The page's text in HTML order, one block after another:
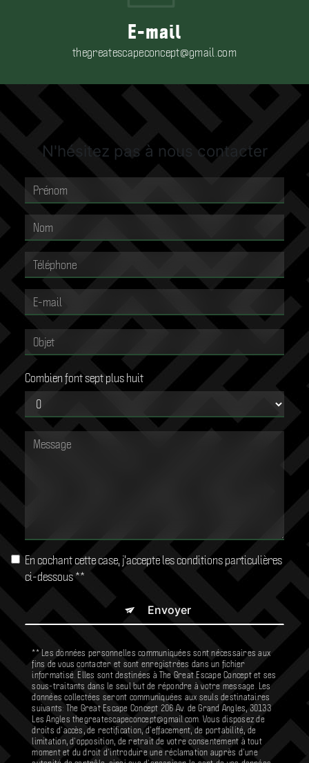
E-mail
thegreatescapeconcept@gmail.com
N'hésitez pas à nous contacter
Combien font sept plus huit
En cochant cette case, j'accepte les conditions particulières
ci-dessous **
Envoyer
** Les données personnelles communiquées sont nécessaires aux
fins de vous contacter et sont enregistrées dans un fichier
informatisé. Elles sont destinées à The Great Escape Concept et ses
sous-traitants dans le seul but de répondre à votre message. Les
données collectées seront communiquées aux seuls destinataires
suivants: The Great Escape Concept 206 Av. de Grand Angles, 30133
Les Angles thegreatescapeconcept@gmail.com. Vous disposez de
droits d’accès, de rectification, d’effacement, de portabilité, de
limitation, d’opposition, de retrait de votre consentement à tout
moment et du droit d’introduire une réclamation auprès d’une